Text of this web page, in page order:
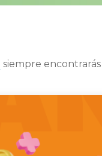
siempre